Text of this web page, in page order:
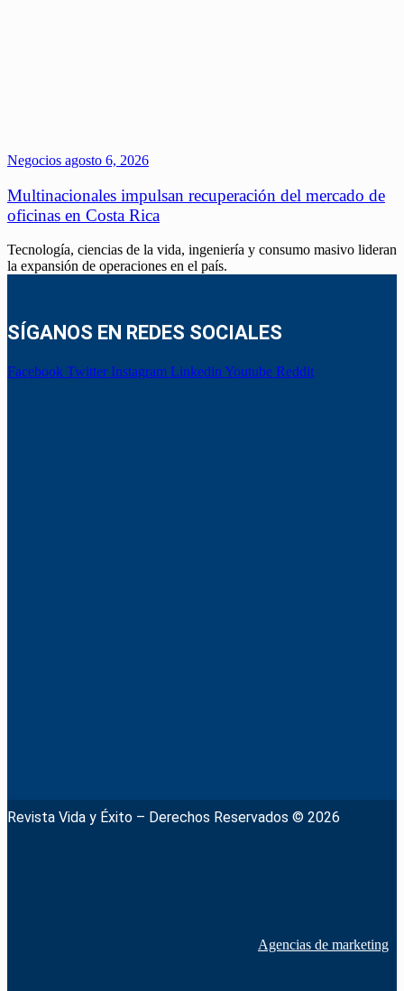
Negocios agosto 6, 2026
Multinacionales impulsan recuperación del mercado de
oficinas en Costa Rica
Tecnología, ciencias de la vida, ingeniería y consumo masivo lideran
la expansión de operaciones en el país.
SÍGANOS EN REDES SOCIALES
Facebook Twitter Instagram Linkedin Youtube Reddit
Revista Vida y Éxito – Derechos Reservados © 2026
Agencias de marketing